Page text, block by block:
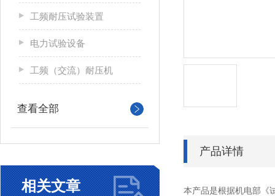
工频耐压试验装置
电力试验设备
工频（交流）耐压机
查看全部
相关文章
产品详情
本产品是根据机电部《